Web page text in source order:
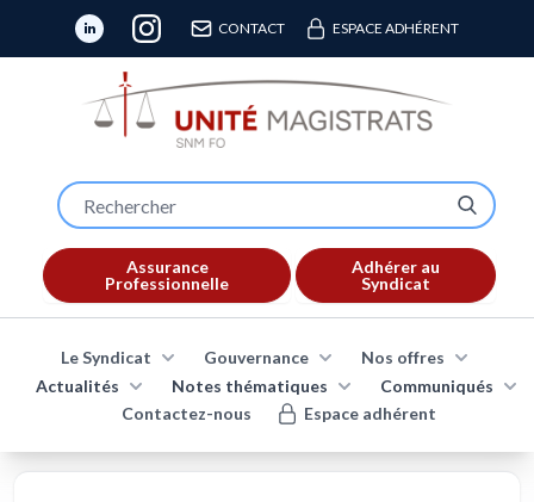
CONTACT ESPACE ADHÉRENT
Assurance
Professionnelle
Adhérer au
Syndicat
Le Syndicat Gouvernance
Nos offres
Actualités
Notes thématiques
Communiqués
Contactez-nous
Espace adhérent